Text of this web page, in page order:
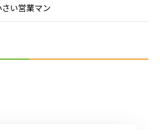
い営業マン